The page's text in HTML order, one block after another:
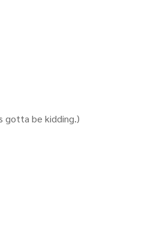
gotta be kidding.)